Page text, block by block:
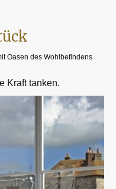
Oasen des Wohlbefindens
Kraft tanken.